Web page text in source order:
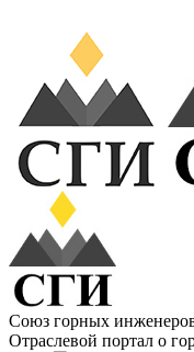
Союз горных
Отраслевой портал о